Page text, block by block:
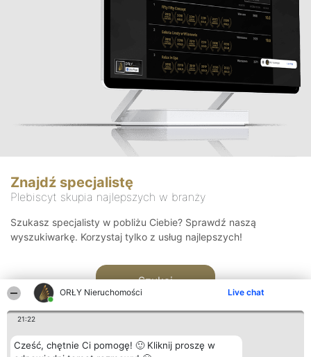
ORŁY Nieruchomości Live chat
21:22
Cześć, chętnie Ci pomogę! 🙂 Kliknij proszę w
Znajdź specjalistę
Plebiscyt skupia najlepszych w branży
Szukasz specjalisty w pobliżu Ciebie? Sprawdź naszą
wyszukiwarkę. Korzystaj tylko z usług najlepszych!
Szukaj